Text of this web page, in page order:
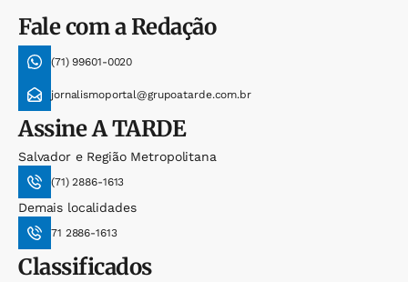
Fale com a Redação
(71) 99601-0020
jornalismoportal@grupoatarde.com.br
AssineA TARDE
Salvador e Região Metropolitana
(71) 2886-1613
Demais localidades
71 2886-1613
Classificados